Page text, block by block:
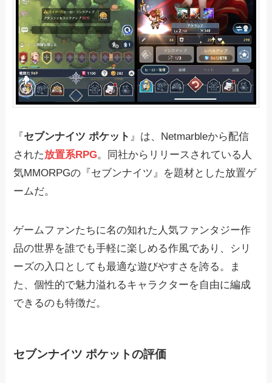
『セブンナイツ ポケット 』は、Netmarbleから配信
された放置系RPG。同社からリリースされている人
気MMORPGの『セブンナイツ』を題材とした放置ゲ
ームだ。
ゲームファンたちに名の知れた人気ファンタジー作
品の世界を誰でも手軽に楽しめる作風であり、シリ
ーズの入口としても最適な遊びやすさを誇る。ま
た、個性的で魅力溢れるキャラクターを自由に編成
できるのも特徴だ。
セブンナイツ ポケットの評価